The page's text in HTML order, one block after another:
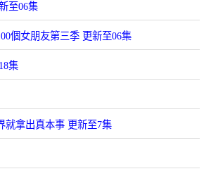
至06集
個女朋友第三季 更新至06集
集
拿出真本事 更新至7集